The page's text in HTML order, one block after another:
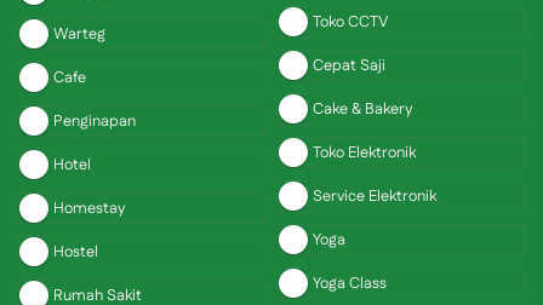
Warteg
Cafe
Penginapan
Hotel
Homestay
Hostel
Rumah Sakit
Toko CCTV
Cepat Saji
Cake & Bakery
Toko Elektronik
Service Elektronik
Yoga
Yoga Class